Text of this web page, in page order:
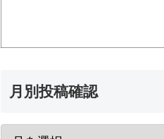
月別投稿確認